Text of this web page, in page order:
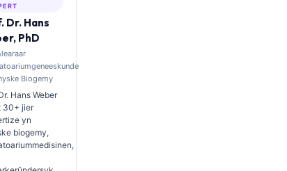
Dr. Hans
PhD
Biogemy
Hans Weber
30+ jier
yn
biogemy,